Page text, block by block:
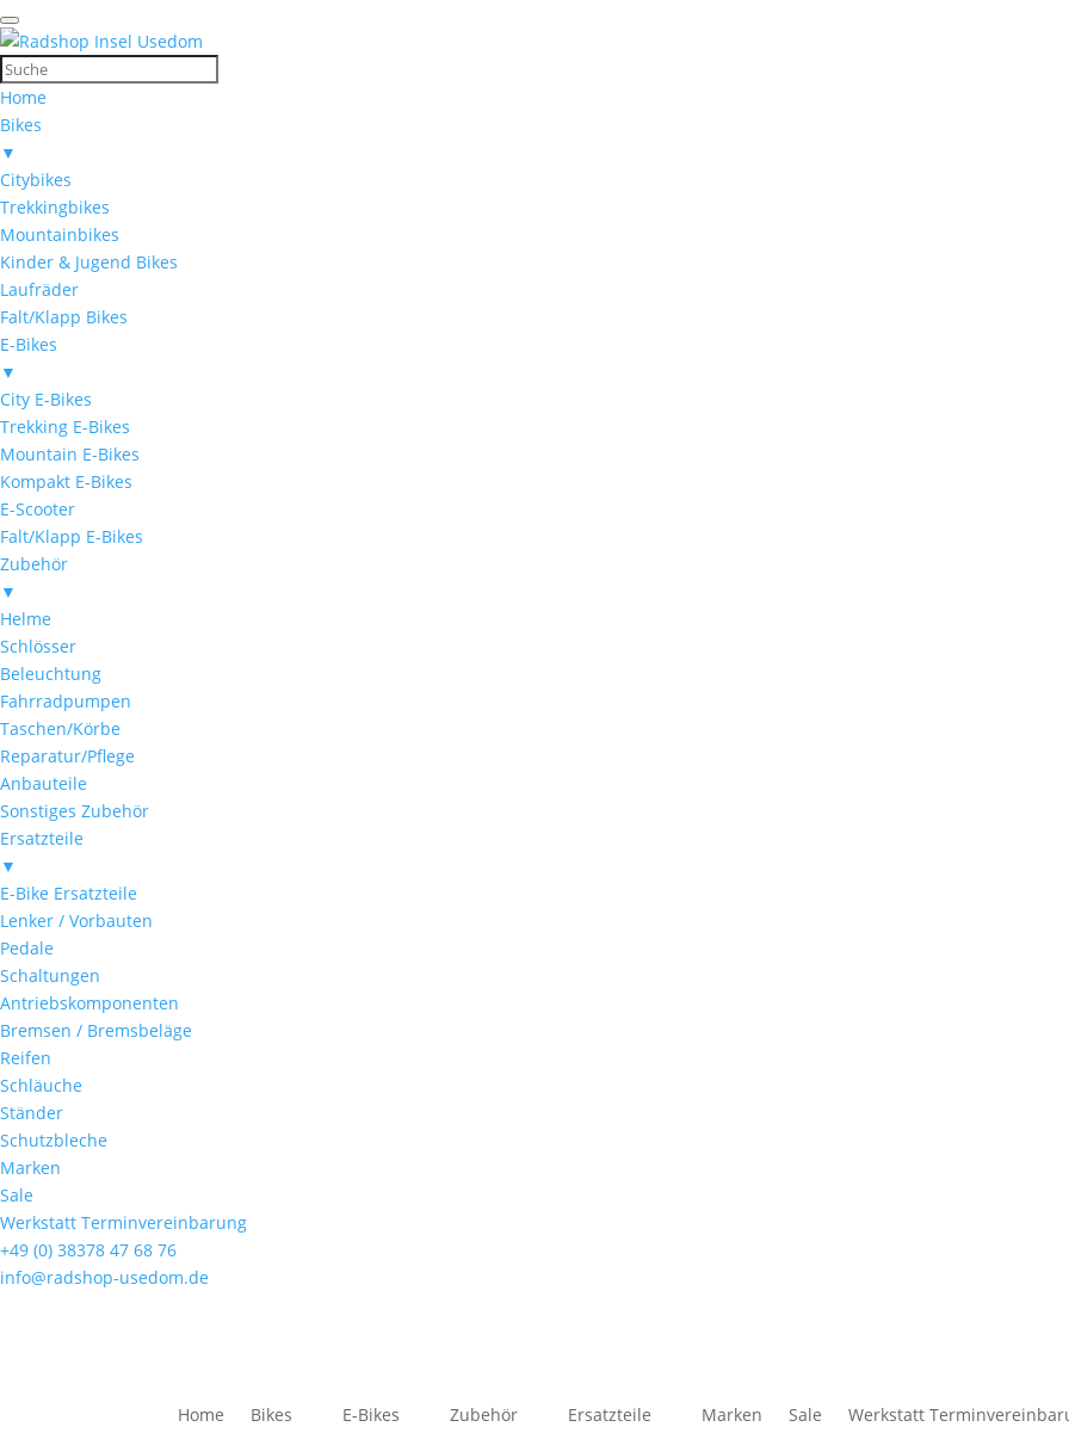
Home
Bikes
▼
Citybikes
Trekkingbikes
Mountainbikes
Kinder & Jugend Bikes
Laufräder
Falt/Klapp Bikes
E-Bikes
▼
City E-Bikes
Trekking E-Bikes
Mountain E-Bikes
Kompakt E-Bikes
E-Scooter
Falt/Klapp E-Bikes
Zubehör
▼
Helme
Schlösser
Beleuchtung
Fahrradpumpen
Taschen/Körbe
Reparatur/Pflege
Anbauteile
Sonstiges Zubehör
Ersatzteile
▼
E-Bike Ersatzteile
Lenker / Vorbauten
Pedale
Schaltungen
Antriebskomponenten
Bremsen / Bremsbeläge
Reifen
Schläuche
Ständer
Schutzbleche
Marken
Sale
Werkstatt Terminvereinbarung
+49 (0) 38378 47 68 76
info@radshop-usedom.de
Home Bikes E-Bikes Zubehör Ersatzteile Marken Sale Werkstatt